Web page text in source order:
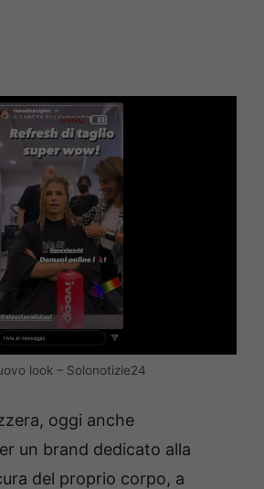
look – Solonotizie24
oggi anche
un brand dedicato alla
del proprio corpo, a